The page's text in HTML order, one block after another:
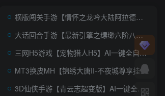
横版闯关手游【情怀之龙吟大陆阿拉德高增版】AI一键全自动搭建+单机一键即玩镜像端+Linux手工服务端+WEB管理后台+GM授权后台+安卓苹果双端+详细搭建教程
大话回合手游【最新引擎之缥缈六阶八卦修复版】AI一键全自动搭建+安卓苹果双端+管理后台
三网H5游戏【宠物猎人H5】AI一键全自动搭建+最新整理Win一键服务端+内置GM+GM授权后台+详细搭建教程
MT3换皮MH【锦绣大唐II-不夜城尊享挂机版】AI一键全自动搭建+安卓苹果双端+GM后台
3D仙侠手游【青云志超变版】AI一键全自动搭建+最新整理Linux手工服务端+加解密工具+GM授权后台+安卓苹果双端+详细搭建教程+视频教程